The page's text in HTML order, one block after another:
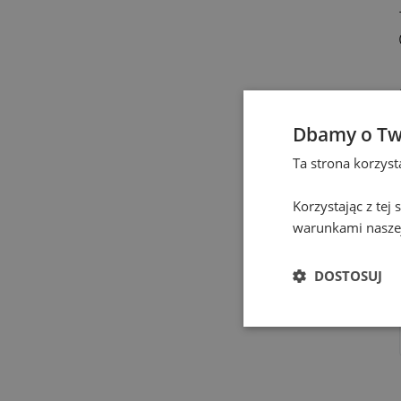
Dbamy o
Ta strona
Korzystając z tej
warunkami
DOSTOSUJ